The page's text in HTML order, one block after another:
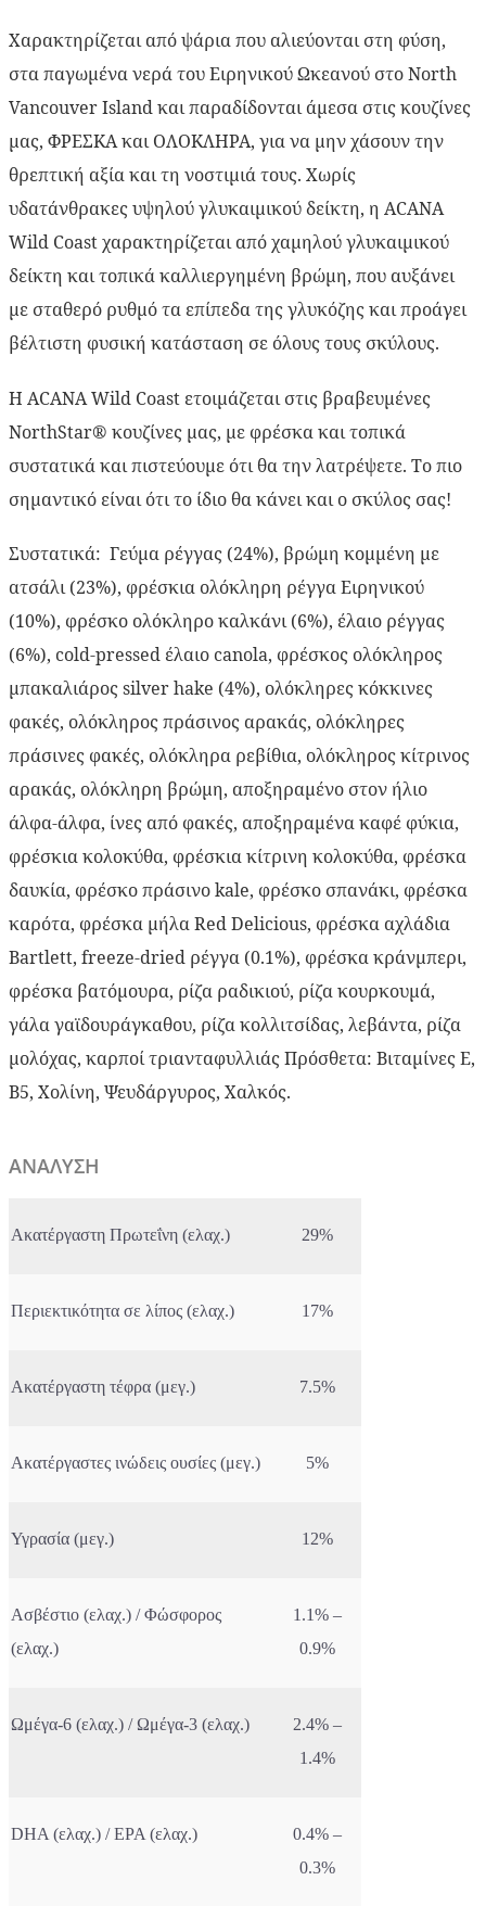
Χαρακτηρίζεται από ψάρια που αλιεύονται στη φύση,
στα παγωμένα νερά του Ειρηνικού Ωκεανού στο North
Vancouver Island και παραδίδονται άμεσα στις κουζίνες
μας, ΦΡΕΣΚΑ και ΟΛΟΚΛΗΡΑ, για να μην χάσουν την
θρεπτική αξία και τη νοστιμιά τους. Χωρίς
υδατάνθρακες υψηλού γλυκαιμικού δείκτη, η ACANA
Wild Coast χαρακτηρίζεται από χαμηλού γλυκαιμικού
δείκτη και τοπικά καλλιεργημένη βρώμη, που αυξάνει
με σταθερό ρυθμό τα επίπεδα της γλυκόζης και προάγει
βέλτιστη φυσική κατάσταση σε όλους τους σκύλους.
Η ACANA Wild Coast ετοιμάζεται στις βραβευμένες
NorthStar® κουζίνες μας, με φρέσκα και τοπικά
συστατικά και πιστεύουμε ότι θα την λατρέψετε. Το πιο
σημαντικό είναι ότι το ίδιο θα κάνει και ο σκύλος σας!
Συστατικά: Γεύμα ρέγγας (24%), βρώμη κομμένη με
ατσάλι (23%), φρέσκια ολόκληρη ρέγγα Ειρηνικού
(10%), φρέσκο ολόκληρο καλκάνι (6%), έλαιο ρέγγας
(6%), cold-pressed έλαιο canola, φρέσκος ολόκληρος
μπακαλιάρος silver hake (4%), ολόκληρες κόκκινες
φακές, ολόκληρος πράσινος αρακάς, ολόκληρες
πράσινες φακές, ολόκληρα ρεβίθια, ολόκληρος κίτρινος
αρακάς, ολόκληρη βρώμη, αποξηραμένο στον ήλιο
άλφα-άλφα, ίνες από φακές, αποξηραμένα καφέ φύκια,
φρέσκια κολοκύθα, φρέσκια κίτρινη κολοκύθα, φρέσκα
δαυκία, φρέσκο πράσινο kale, φρέσκο σπανάκι, φρέσκα
καρότα, φρέσκα μήλα Red Delicious, φρέσκα αχλάδια
Bartlett, freeze-dried ρέγγα (0.1%), φρέσκα κράνμπερι,
φρέσκα βατόμουρα, ρίζα ραδικιού, ρίζα κουρκουμά,
γάλα γαϊδουράγκαθου, ρίζα κολλιτσίδας, λεβάντα, ρίζα
μολόχας, καρποί τριανταφυλλιάς Πρόσθετα: Βιταμίνες E,
B5, Χολίνη, Ψευδάργυρος, Χαλκός.
ΑΝΑΛΥΣΗ
Ακατέργαστη Πρωτεΐνη (ελαχ.) 29%
Περιεκτικότητα σε λίπος (ελαχ.) 17%
Ακατέργαστη τέφρα (μεγ.) 7.5%
Ακατέργαστες ινώδεις ουσίες (μεγ.) 5%
Υγρασία (μεγ.) 12%
Ασβέστιο (ελαχ.) / Φώσφορος
(ελαχ.)
1.1% –
0.9%
Ωμέγα-6 (ελαχ.) / Ωμέγα-3 (ελαχ.)
2.4% –
1.4%
DHA (ελαχ.) / EPA (ελαχ.)
0.4% –
0.3%